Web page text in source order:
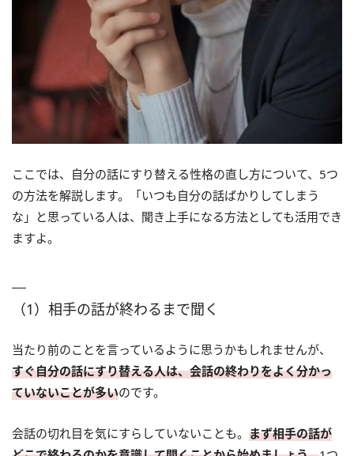
ここでは、自分の話にすり替える性格の直し方について、5つ
の方法を解説します。「いつも自分の話ばかりしてしまう
な」と思っている人は、聞き上手になる方法としても活用でき
ますよ。
（1）相手の話が終わるまで聞く
当たり前のことを言っているように思うかもしれませんが、
すぐ自分の話にすり替える人は、会話の終わりをよく分かっ
ていないことが多いのです。
会話の切れ目を気にすらしていないことも。 まず相手の話が